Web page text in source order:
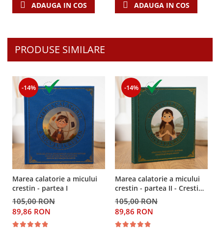
ADAUGA IN COS ADAUGA IN COS
PRODUSE SIMILARE
-14%
Marea calatorie a micului
crestin - partea I
105,00 RON
89,86 RON
-14%
Marea calatorie a micului
crestin - partea II - Crestina
și Orasul Celest
105,00 RON
89,86 RON